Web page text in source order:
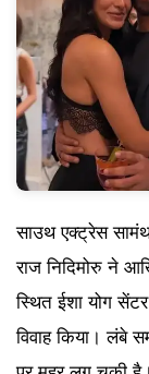
साउथ एक्ट्रेस
राज निदिमोरु ने
स्थित ईशा योग
विवाह किया। लंबे